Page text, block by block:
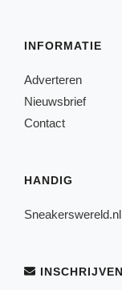
INFORMATIE
Adverteren
Nieuwsbrief
Contact
HANDIG
Sneakerswereld.nl